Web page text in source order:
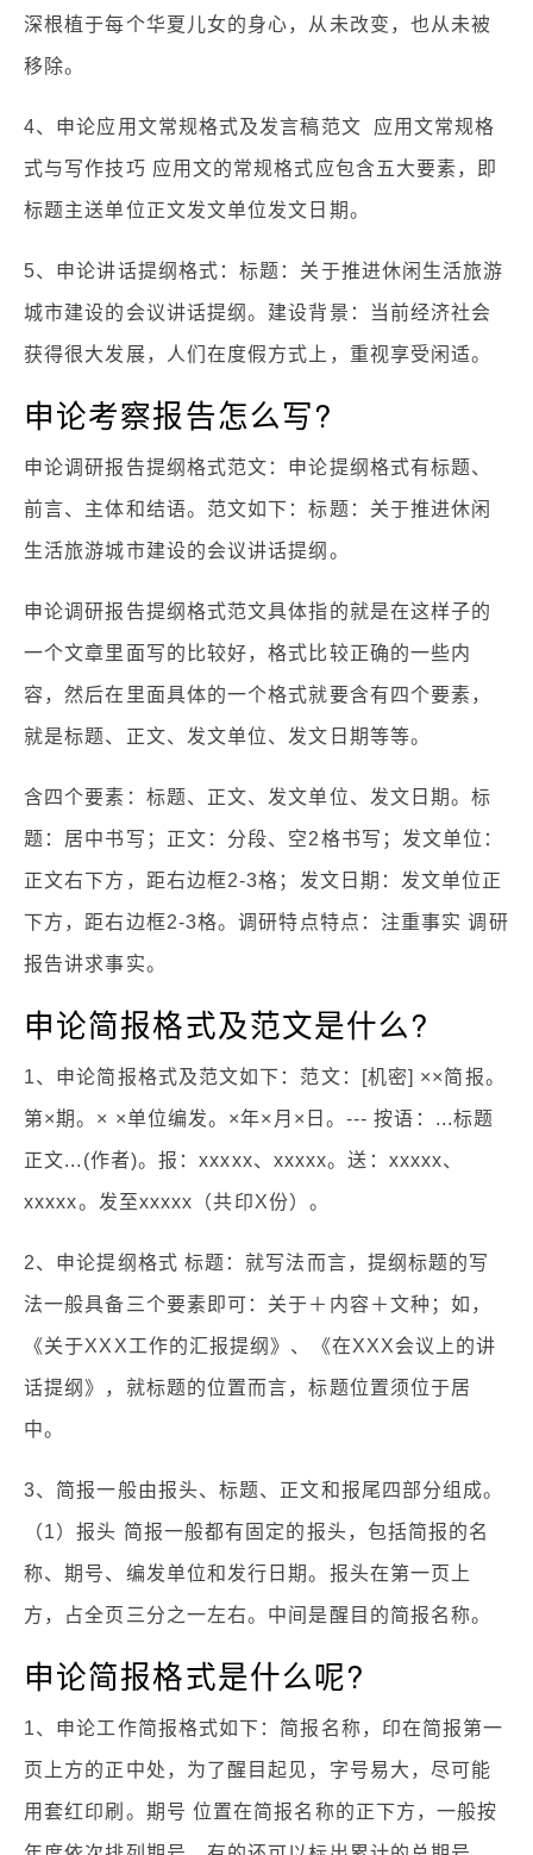
深根植于每个华夏儿女的身心，从未改变，也从未被
移除。
4、申论应用文常规格式及发言稿范文 应用文常规格
式与写作技巧 应用文的常规格式应包含五大要素，即
标题主送单位正文发文单位发文日期。
5、申论讲话提纲格式：标题：关于推进休闲生活旅游
城市建设的会议讲话提纲。建设背景：当前经济社会
获得很大发展，人们在度假方式上，重视享受闲适。
申论考察报告怎么写?
申论调研报告提纲格式范文：申论提纲格式有标题、
前言、主体和结语。范文如下：标题：关于推进休闲
生活旅游城市建设的会议讲话提纲。
申论调研报告提纲格式范文具体指的就是在这样子的
一个文章里面写的比较好，格式比较正确的一些内
容，然后在里面具体的一个格式就要含有四个要素，
就是标题、正文、发文单位、发文日期等等。
含四个要素：标题、正文、发文单位、发文日期。标
题：居中书写；正文：分段、空2格书写；发文单位：
正文右下方，距右边框2-3格；发文日期：发文单位正
下方，距右边框2-3格。调研特点特点：注重事实 调研
报告讲求事实。
申论简报格式及范文是什么?
1、申论简报格式及范文如下：范文：[机密] ××简报。
第×期。× ×单位编发。×年×月×日。--- 按语：...标题
正文...(作者)。报：xxxxx、xxxxx。送：xxxxx、
xxxxx。发至xxxxx（共印X份）。
2、申论提纲格式 标题：就写法而言，提纲标题的写
法一般具备三个要素即可：关于＋内容＋文种；如，
《关于XXX工作的汇报提纲》、《在XXX会议上的讲
话提纲》，就标题的位置而言，标题位置须位于居
中。
3、简报一般由报头、标题、正文和报尾四部分组成。
（1）报头 简报一般都有固定的报头，包括简报的名
称、期号、编发单位和发行日期。报头在第一页上
方，占全页三分之一左右。中间是醒目的简报名称。
申论简报格式是什么呢?
1、申论工作简报格式如下：简报名称，印在简报第一
页上方的正中处，为了醒目起见，字号易大，尽可能
用套红印刷。期号 位置在简报名称的正下方，一般按